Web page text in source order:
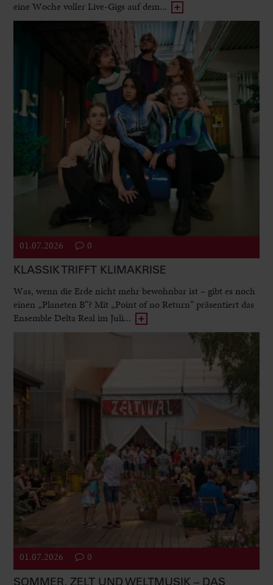
eine Woche voller Live-Gigs auf dem...
01.07.2026 0
KLASSIK TRIFFT KLIMAKRISE
Was, wenn die Erde nicht mehr bewohnbar ist – gibt es noch
einen „Planeten B“? Mit „Point of no Return“ präsentiert das
Ensemble Delta Real im Juli...
01.07.2026 0
SOMMER, ZELT UND WELTMUSIK – DAS